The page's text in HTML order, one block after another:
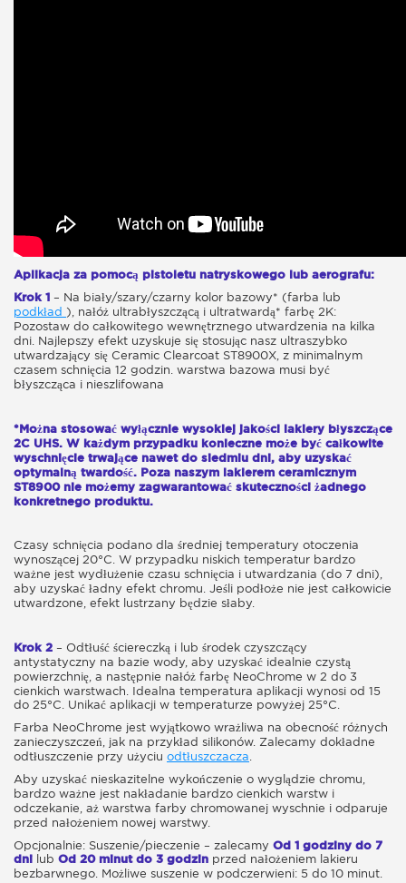
Aplikacja za pomocą pistoletu natryskowego lub aerografu:
Krok 1 – Na biały/szary/czarny kolor bazowy* (farba lub
podkład ), nałóż ultrabłyszczącą i ultratwardą* farbę 2K:
Pozostaw do całkowitego wewnętrznego utwardzenia na kilka
dni. Najlepszy efekt uzyskuje się stosując nasz ultraszybko
utwardzający się Ceramic Clearcoat ST8900X, z minimalnym
czasem schnięcia 12 godzin. warstwa bazowa musi być
błyszcząca i nieszlifowana
*Można stosować wyłącznie wysokiej jakości lakiery błyszczące
2C UHS. W każdym przypadku konieczne może być całkowite
wyschnięcie trwające nawet do siedmiu dni, aby uzyskać
optymalną twardość. Poza naszym lakierem ceramicznym
ST8900 nie możemy zagwarantować skuteczności żadnego
konkretnego produktu.
Czasy schnięcia podano dla średniej temperatury otoczenia
wynoszącej 20°C. W przypadku niskich temperatur bardzo
ważne jest wydłużenie czasu schnięcia i utwardzania (do 7 dni),
aby uzyskać ładny efekt chromu. Jeśli podłoże nie jest całkowicie
utwardzone, efekt lustrzany będzie słaby.
Krok 2 – Odtłuść ściereczką i lub środek czyszczący
antystatyczny na bazie wody, aby uzyskać idealnie czystą
powierzchnię, a następnie nałóż farbę NeoChrome w 2 do 3
cienkich warstwach. Idealna temperatura aplikacji wynosi od 15
do 25°C. Unikać aplikacji w temperaturze powyżej 25°C.
Farba NeoChrome jest wyjątkowo wrażliwa na obecność różnych
zanieczyszczeń, jak na przykład silikonów. Zalecamy dokładne
odtłuszczenie przy użyciu odtłuszczacza
Aby uzyskać nieskazitelne wykończenie o wyglądzie chromu,
bardzo ważne jest nakładanie bardzo cienkich warstw i
odczekanie, aż warstwa farby chromowanej wyschnie i odparuje
przed nałożeniem nowej warstwy.
Opcjonalnie: Suszenie/pieczenie – zalecamy Od 1 godziny do 7
dni lub Od 20 minut do 3 godzin przed nałożeniem lakieru
bezbarwnego. Możliwe suszenie w podczerwieni: 5 do 10 minut.